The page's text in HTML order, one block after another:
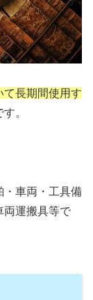
て長期間使用す
す。
・車両・工具備
両運搬具等で